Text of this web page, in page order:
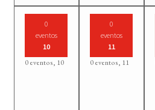
0
eventos
10
0 eventos, 10
0
eventos
11
0 eventos, 11